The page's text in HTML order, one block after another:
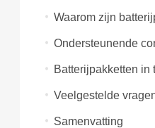
Waarom zijn
Ondersteunende
Batterijpakketten in
Veelgestelde
Samenvatting